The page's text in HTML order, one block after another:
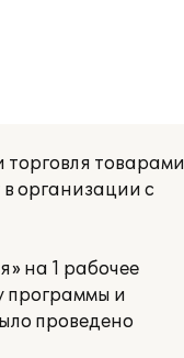
товарами
организации с
на 1 рабочее
программы и
проведено